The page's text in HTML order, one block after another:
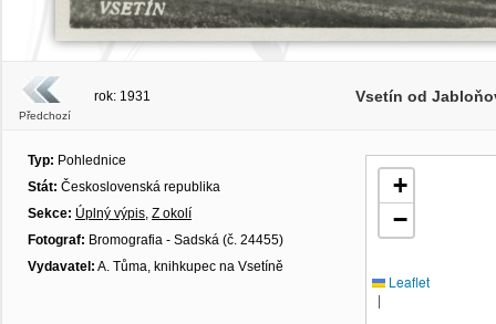
Předchozí
rok: 1931 Vsetín od
Typ: Pohlednice
Stát: Československá republika
Sekce: Úplný výpis, Z okolí
Fotograf: Bromografia - Sadská (č. 24455)
Vydavatel: A. Tůma, knihkupec na Vsetíně
+
−
Leaflet
|